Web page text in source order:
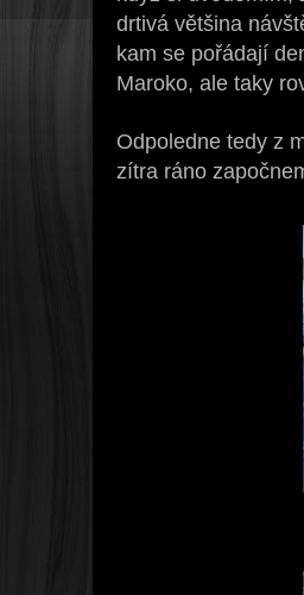
drtivá většina
kam se pořádají
Maroko, ale taky
Odpoledne tedy z
zítra ráno